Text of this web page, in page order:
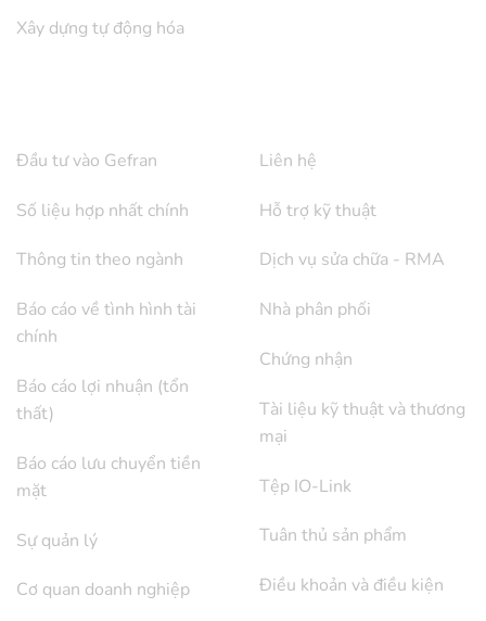
Xây dựng tự động hóa
Đầu tư vào Gefran
Số liệu hợp nhất chính
Thông tin theo ngành
Báo cáo về tình hình tài
chính
Báo cáo lợi nhuận (tổn
thất)
Báo cáo lưu chuyển tiền
mặt
Sự quản lý
Cơ quan doanh nghiệp
Liên hệ
Hỗ trợ kỹ thuật
Dịch vụ sửa chữa - RMA
Nhà phân phối
Chứng nhận
Tài liệu kỹ thuật và thương
mại
Tệp IO-Link
Tuân thủ sản phẩm
Điều khoản và điều kiện